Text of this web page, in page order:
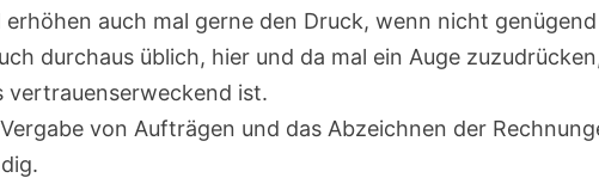
auch mal gerne den Druck, wenn nicht genügend
durchaus üblich, hier und da mal ein Auge
vertrauenserweckend ist.
von Aufträgen und das Abzeichnen der